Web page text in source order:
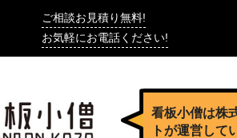
ご相談お見積り無料!
お気軽にお電話ください!
看板小僧は株
トが運営して